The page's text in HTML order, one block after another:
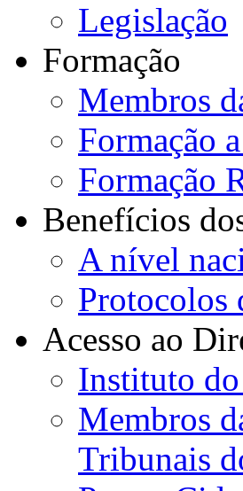
Legislação
Formação
Membros
Formação
Formação
Benefícios
A nível
Protocolos
Acesso ao
Instituto
Membros
Tribunais